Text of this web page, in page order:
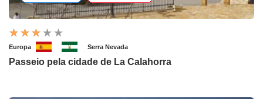
Europa Serra Nevada
Passeio pela cidade de La Calahorra